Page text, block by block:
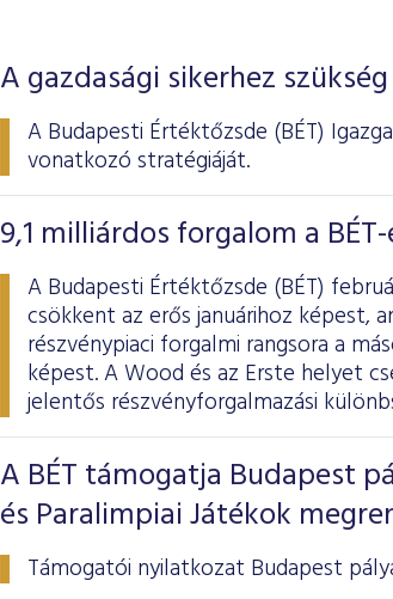
A gazdasági sikerhez
A Budapesti Értéktőzsde (BÉT)
vonatkozó stratégiáját.
9,1 milliárdos forgalom a
A Budapesti Értéktőzsde (BÉT)
csökkent az erős januárihoz képest,
részvénypiaci forgalmi rangsora a
képest. A Wood és az Erste helyet
jelentős részvényforgalmazási
A BÉT támogatja Budapest
és Paralimpiai Játékok
Támogatói nyilatkozat Budapest